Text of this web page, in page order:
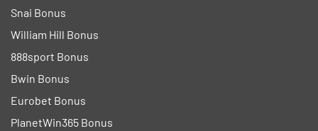
Snai Bonus
William Hill Bonus
888sport Bonus
Bwin Bonus
Eurobet Bonus
PlanetWin365 Bonus